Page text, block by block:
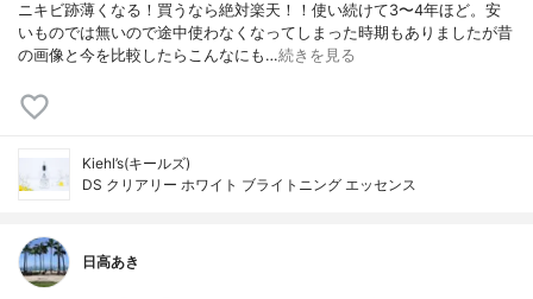
ニキビ跡薄くなる！買うなら絶対楽天！！使い続けて3〜4年ほど。安
いものでは無いので途中使わなくなってしまった時期もありましたが昔
の画像と今を比較したらこんなにも…続きを見る
Kiehl’s(キールズ)
DS クリアリー ホワイト ブライトニング エッセンス
日高あき